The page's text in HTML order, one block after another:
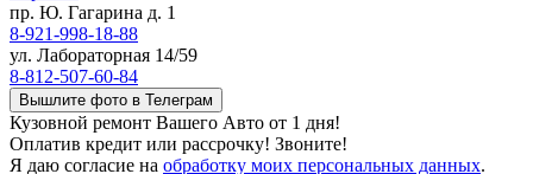
пр. Ю. Гагарина д. 1
8-921-998-18-88
ул. Лабораторная 14/59
8-812-507-60-84
Вышлите фото в Телеграм
Кузовной ремонт Вашего Авто от 1 дня!
Оплатив кредит или рассрочку! Звоните!
Я даю согласие на обработку моих персональных данных.